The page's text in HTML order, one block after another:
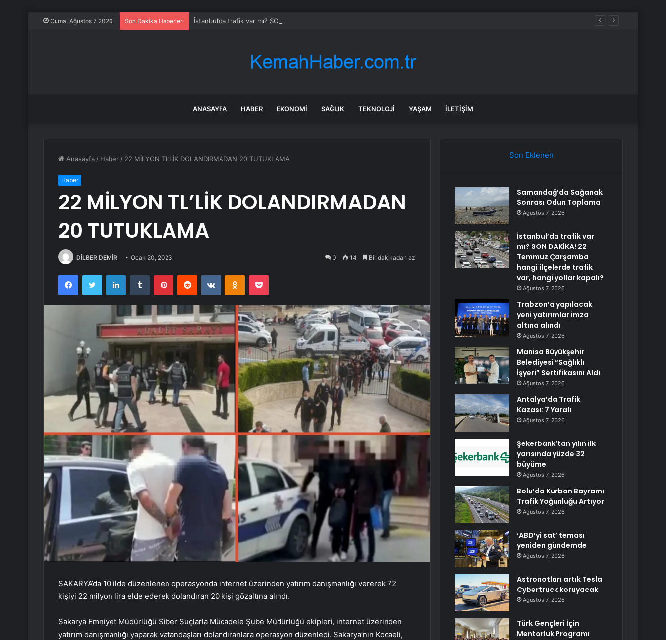
Cuma, Ağustos 7 2026 Son Dakika Haberleri İstanbul’da trafik var mı? SON DAKİKA! 22 Temmuz Çarşamba hangi ilçelerde trafik var, hangi yollar kapalı?
ANASAYFA HABER EKONOMI SAĞLIK TEKNOLOJI YAŞAM İLETIŞIM
Anasayfa / Haber / 22 MİLYON TL’LİK DOLANDIRMADAN 20 TUTUKLAMA
Haber
22 MİLYON TL’LİK DOLANDIRMADAN
20 TUTUKLAMA
DİLBER DEMİR Ocak 20, 2023 0 14 Bir dakikadan az
FacebookTwitter LinkedInTumblr PinterestReddit VKontakteOdnoklassniki
Pocket
SAKARYA’da 10 ilde düzenlenen operasyonda internet üzerinden yatırım danışmanlığı vererek 72
kişiyi 22 milyon lira elde ederek dolandıran 20 kişi gözaltına alındı.
Sakarya Emniyet Müdürlüğü Siber Suçlarla Mücadele Şube Müdürlüğü ekipleri, internet üzerinden
yatırım danışmanlığı yaparak vatandaşları dolandıranlara operasyon düzenledi. Sakarya’nın Kocaeli,
Son Eklenen
Samandağ’da Sağanak
Sonrası Odun Toplama
Ağustos 7, 2026
İstanbul’da trafik var
mı? SON DAKİKA! 22
Temmuz Çarşamba
hangi ilçelerde trafik
var, hangi yollar kapalı?
Ağustos 7, 2026
Trabzon’a yapılacak
yeni yatırımlar imza
altına alındı
Ağustos 7, 2026
Manisa Büyükşehir
Belediyesi “Sağlıklı
İşyeri” Sertifikasını Aldı
Ağustos 7, 2026
Antalya’da Trafik
Kazası: 7 Yaralı
Ağustos 7, 2026
Şekerbank’tan yılın ilk
yarısında yüzde 32
büyüme
Ağustos 7, 2026
Bolu’da Kurban Bayramı
Trafik Yoğunluğu Artıyor
Ağustos 7, 2026
‘ABD’yi sat’ teması
yeniden gündemde
Ağustos 7, 2026
Astronotları artık Tesla
Cybertruck koruyacak
Ağustos 7, 2026
Türk Gençleri İçin
Mentorluk Programı